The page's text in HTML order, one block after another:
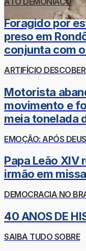
Foragido por
preso em
conjunta com o
ARTIFÍCIO
Motorista
movimento e
meia tonelada
EMOÇÃO: APÓS
Papa Leão XIV
irmão em
DEMOCRACIA NO
40 ANOS DE
SAIBA TUDO SOBRE